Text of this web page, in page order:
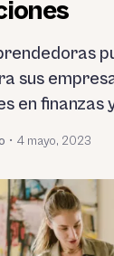
sus
en finanzas
• 4 mayo, 2023